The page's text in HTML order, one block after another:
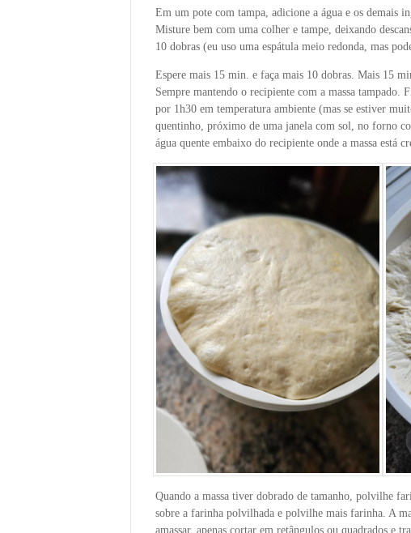
Em um pote com tampa, adicione a água e os demais
Misture bem com uma colher e tampe, deixando
10 dobras (eu uso uma espátula meio redonda, mas
Espere mais 15 min. e faça mais 10 dobras. Mais 15
Sempre mantendo o recipiente com a massa tampado.
por 1h30 em temperatura ambiente (mas se estiver
quentinho, próximo de uma janela com sol, no forno
água quente embaixo do recipiente onde a massa está
Quando a massa tiver dobrado de tamanho, polvilhe
sobre a farinha polvilhada e polvilhe mais farinha. A
amassar, apenas cortar em retângulos ou quadrados e